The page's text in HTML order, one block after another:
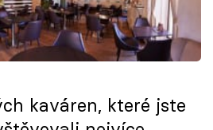
kaváren, které jste